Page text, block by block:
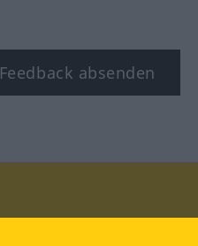
Feedback absenden